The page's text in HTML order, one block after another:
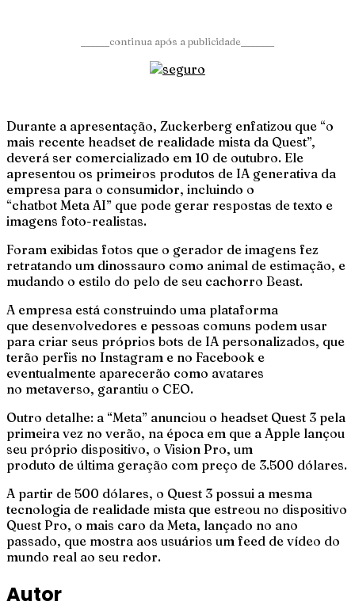
______continua após a publicidade_______
Durante a apresentação, Zuckerberg enfatizou que “o
mais recente headset de realidade mista da Quest”,
deverá ser comercializado em 10 de outubro. Ele
apresentou os primeiros produtos de IA generativa da
empresa para o consumidor, incluindo o
“chatbot Meta AI” que pode gerar respostas de texto e
imagens foto-realistas.
Foram exibidas fotos que o gerador de imagens fez
retratando um dinossauro como animal de estimação, e
mudando o estilo do pelo de seu cachorro Beast.
A empresa está construindo uma plataforma
que desenvolvedores e pessoas comuns podem usar
para criar seus próprios bots de IA personalizados, que
terão perfis no Instagram e no Facebook e
eventualmente aparecerão como avatares
no metaverso, garantiu o CEO.
Outro detalhe: a “Meta” anunciou o headset Quest 3 pela
primeira vez no verão, na época em que a Apple lançou
seu próprio dispositivo, o Vision Pro, um
produto de última geração com preço de 3.500 dólares.
A partir de 500 dólares, o Quest 3 possui a mesma
tecnologia de realidade mista que estreou no dispositivo
Quest Pro, o mais caro da Meta, lançado no ano
passado, que mostra aos usuários um feed de vídeo do
mundo real ao seu redor.
Autor